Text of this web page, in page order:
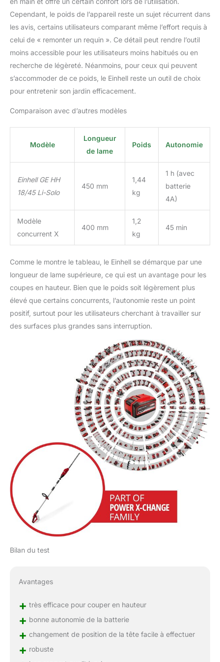
Cependant, le poids de l’appareil reste un sujet récurrent dans
les avis, certains utilisateurs comparant même l’effort requis à
celui de « remonter un requin ». Ce détail peut rendre l’outil
moins accessible pour les utilisateurs moins habitués ou en
recherche de légèreté. Néanmoins, pour ceux qui peuvent
s’accommoder de ce poids, le Einhell reste un outil de choix
pour entretenir son jardin efficacement.
Comparaison avec d’autres modèles
Modèle
Longueur
de lame
Poids Autonomie
Einhell GE HH
18/45 Li-Solo
450 mm
1,44
kg
1 h (avec
batterie
4A)
Modèle
concurrent X
400 mm
1,2
kg
45 min
Comme le montre le tableau, le Einhell se démarque par une
longueur de lame supérieure, ce qui est un avantage pour les
coupes en hauteur. Bien que le poids soit légèrement plus
élevé que certains concurrents, l’autonomie reste un point
positif, surtout pour les utilisateurs cherchant à travailler sur
des surfaces plus grandes sans interruption.
Bilan du test
Avantages
+ très efficace pour couper en hauteur
+ bonne autonomie de la batterie
+ changement de position de la tête facile à effectuer
+ robuste